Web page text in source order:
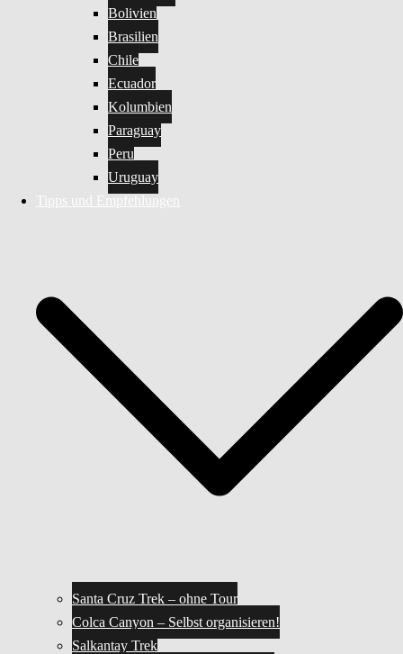
Bolivien
Brasilien
Chile
Ecuador
Kolumbien
Paraguay
Peru
Uruguay
Tipps und Empfehlungen
Santa Cruz Trek – ohne Tour
Colca Canyon – Selbst organisieren!
Salkantay Trek